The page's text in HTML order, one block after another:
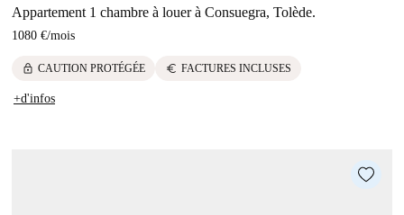
Appartement 1 chambre à louer à Consuegra, Tolède.
1080 €/mois
lock CAUTION PROTÉGÉE euro FACTURES INCLUSES
+d'infos